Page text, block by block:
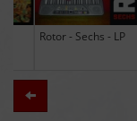
Rotor - Sechs - LP
Zurück